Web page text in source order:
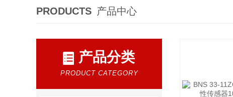
PRODUCTS 产品中心
产品分类
PRODUCT CATEGORY